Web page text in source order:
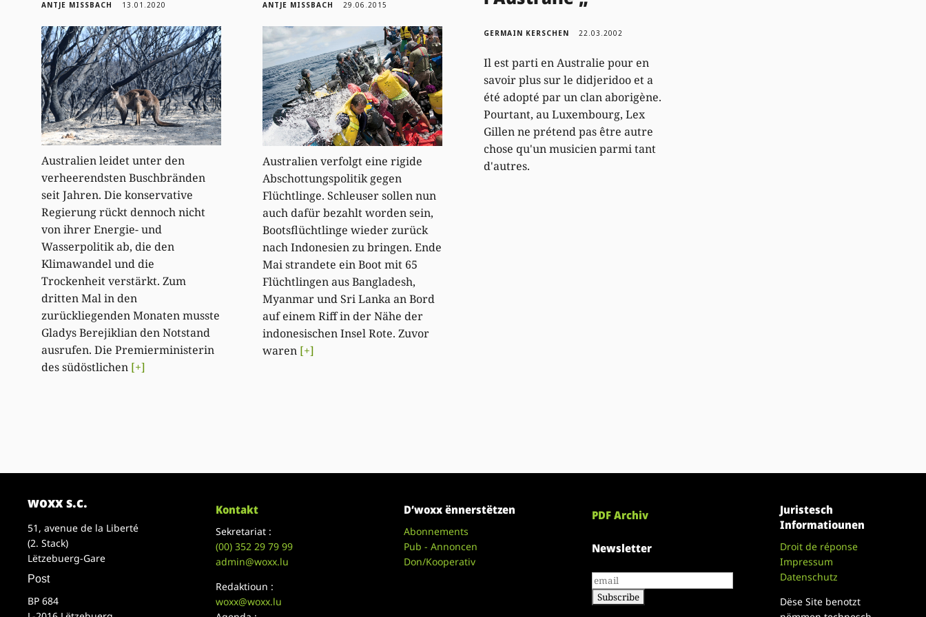
ANTJE MISSBACH 13.01.2020
Australien leidet unter den
verheerendsten Buschbränden
seit Jahren. Die konservative
Regierung rückt dennoch nicht
von ihrer Energie- und
Wasserpolitik ab, die den
Klimawandel und die
Trockenheit verstärkt. Zum
dritten Mal in den
zurückliegenden Monaten musste
Gladys Berejiklian den Notstand
ausrufen. Die Premierministerin
des südöstlichen [+]
ANTJE MISSBACH 29.06.2015
Australien verfolgt eine rigide
Abschottungspolitik gegen
Flüchtlinge. Schleuser sollen nun
auch dafür bezahlt worden sein,
Bootsflüchtlinge wieder zurück
nach Indonesien zu bringen. Ende
Mai strandete ein Boot mit 65
Flüchtlingen aus Bangladesh,
Myanmar und Sri Lanka an Bord
auf einem Riff in der Nähe der
indonesischen Insel Rote. Zuvor
waren [+]
GERMAIN KERSCHEN 22.03.2002
Il est parti en Australie pour en
savoir plus sur le didjeridoo et a
été adopté par un clan aborigène.
Pourtant, au Luxembourg, Lex
Gillen ne prétend pas être autre
chose qu'un musicien parmi tant
d'autres.
woxx s.c.
51, avenue de la Liberté
(2. Stack)
Lëtzebuerg-Gare
Post
BP 684
Kontakt
Sekretariat :
(00)352 29 79 99
admin@woxx.lu
Redaktioun :
woxx@woxx.lu
D’woxx ënnerstëtzen
Abonnements
Pub - Annoncen
Don/Kooperativ
PDF Archiv
Newsletter
Juristesch
Informatiounen
Droit de réponse
Impressum
Datenschutz
Dëse Site benotzt